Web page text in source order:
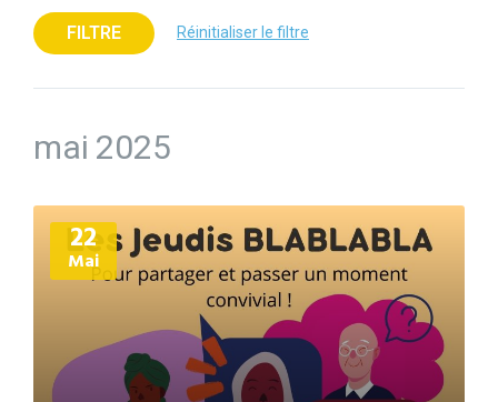
FILTRE Réinitialiser le filtre
mai 2025
22
Mai
Plus
d'informations